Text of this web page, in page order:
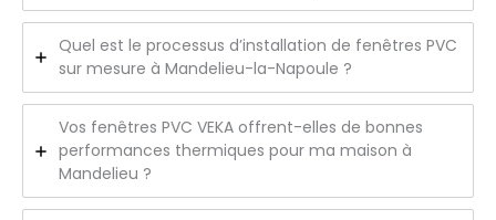
Quel est le processus d’installation de fenêtres PVC
sur mesure à Mandelieu-la-Napoule ?
Vos fenêtres PVC VEKA offrent-elles de bonnes
performances thermiques pour ma maison à
Mandelieu ?